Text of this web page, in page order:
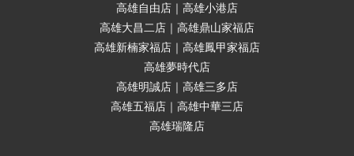
高雄自由店｜高雄小港店
高雄大昌二店｜高雄鼎山家福店
高雄新楠家福店｜高雄鳳甲家福店
高雄夢時代店
高雄明誠店｜高雄三多店
高雄五福店｜高雄中華三店
高雄瑞隆店